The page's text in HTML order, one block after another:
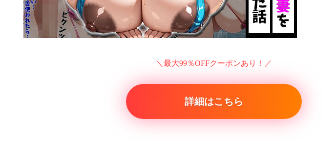
＼最大99％OFFクーポンあり！／
詳細はこちら